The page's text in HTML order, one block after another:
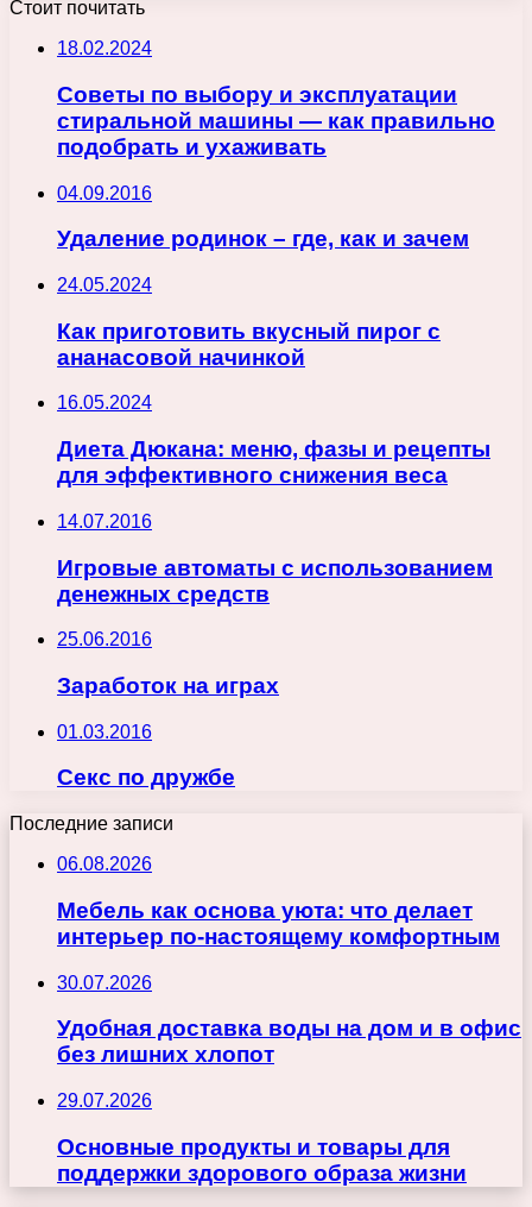
Стоит почитать
18.02.2024
Советы по выбору и эксплуатации
стиральной машины — как правильно
подобрать и ухаживать
04.09.2016
Удаление родинок – где, как и зачем
24.05.2024
Как приготовить вкусный пирог с
ананасовой начинкой
16.05.2024
Диета Дюкана: меню, фазы и рецепты
для эффективного снижения веса
14.07.2016
Игровые автоматы с использованием
денежных средств
25.06.2016
Заработок на играх
01.03.2016
Секс по дружбе
Последние записи
06.08.2026
Мебель как основа уюта: что делает
интерьер по-настоящему комфортным
30.07.2026
Удобная доставка воды на дом и в офис
без лишних хлопот
29.07.2026
Основные продукты и товары для
поддержки здорового образа жизни